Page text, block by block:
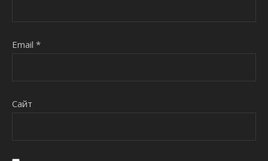
Email *
Сайт